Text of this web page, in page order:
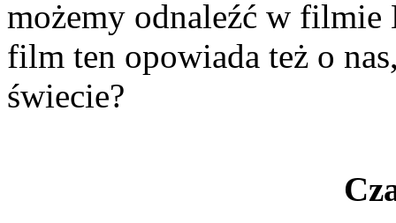
możemy odnaleźć w filmie
film ten opowiada też o
świecie?